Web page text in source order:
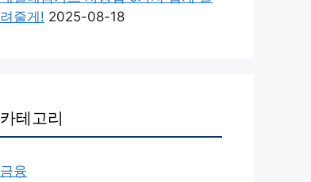
려줄게! 2025-08-18
카테고리
금융